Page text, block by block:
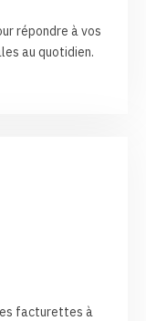
répondre à vos
au quotidien.
facturettes à